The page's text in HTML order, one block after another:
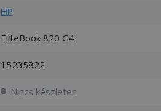
HP
EliteBook 820 G4
15235822
Nincs készleten